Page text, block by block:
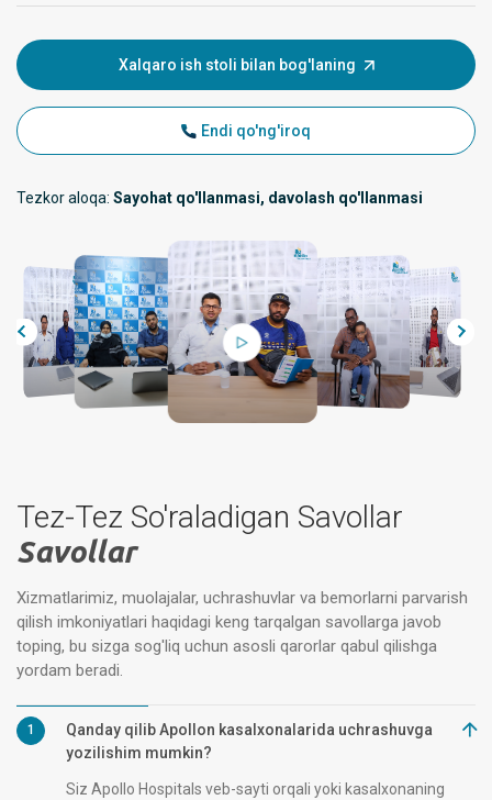
Xalqaro ish stoli bilan bog'laning
Endi qo'ng'iroq
Tezkor aloqa: Sayohat qo'llanmasi, davolash qo'llanmasi
Tez-Tez So'raladigan Savollar
Savollar
Xizmatlarimiz, muolajalar, uchrashuvlar va bemorlarni parvarish
qilish imkoniyatlari haqidagi keng tarqalgan savollarga javob
toping, bu sizga sog'liq uchun asosli qarorlar qabul qilishga
yordam beradi.
1
Qanday qilib Apollon kasalxonalarida uchrashuvga
yozilishim mumkin?
Siz Apollo Hospitals veb-sayti orqali yoki kasalxonaning